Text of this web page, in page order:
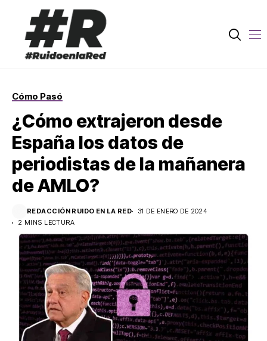
Cómo Pasó
¿Cómo extrajeron desde
España los datos de
periodistas de la mañanera
de AMLO?
REDACCIÓN RUIDO EN LA RED
31 DE ENERO DE 2024
2 MINS LECTURA